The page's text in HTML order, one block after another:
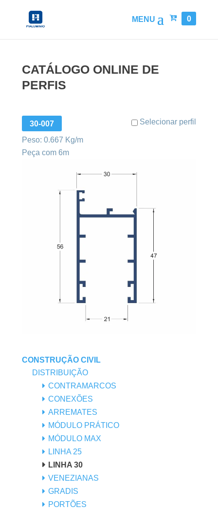
0
CATÁLOGO ONLINE DE
PERFIS
30-007 Selecionar perfil
Peso: 0.667 Kg/m
Peça com 6m
CONSTRUÇÃO CIVIL
DISTRIBUIÇÃO
CONTRAMARCOS
CONEXÕES
ARREMATES
MÓDULO PRÁTICO
MÓDULO MAX
LINHA 25
LINHA 30
VENEZIANAS
GRADIS
PORTÕES